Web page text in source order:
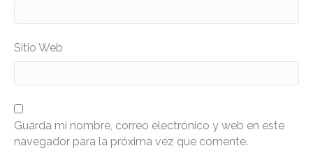
Sitio Web
Guarda mi nombre, correo electrónico y web en este
navegador para la próxima vez que comente.